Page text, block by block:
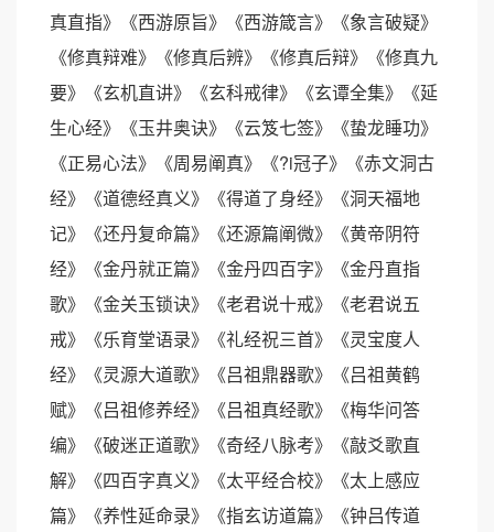
真直指》《西游原旨》《西游箴言》《象言破疑》
《修真辩难》《修真后辨》《修真后辩》《修真九
要》《玄机直讲》《玄科戒律》《玄谭全集》《延
生心经》《玉井奥诀》《云笈七签》《蛰龙睡功》
《正易心法》《周易阐真》《?i冠子》《赤文洞古
经》《道德经真义》《得道了身经》《洞天福地
记》《还丹复命篇》《还源篇阐微》《黄帝阴符
经》《金丹就正篇》《金丹四百字》《金丹直指
歌》《金关玉锁诀》《老君说十戒》《老君说五
戒》《乐育堂语录》《礼经祝三首》《灵宝度人
经》《灵源大道歌》《吕祖鼎器歌》《吕祖黄鹤
赋》《吕祖修养经》《吕祖真经歌》《梅华问答
编》《破迷正道歌》《奇经八脉考》《敲爻歌直
解》《四百字真义》《太平经合校》《太上感应
篇》《养性延命录》《指玄访道篇》《钟吕传道